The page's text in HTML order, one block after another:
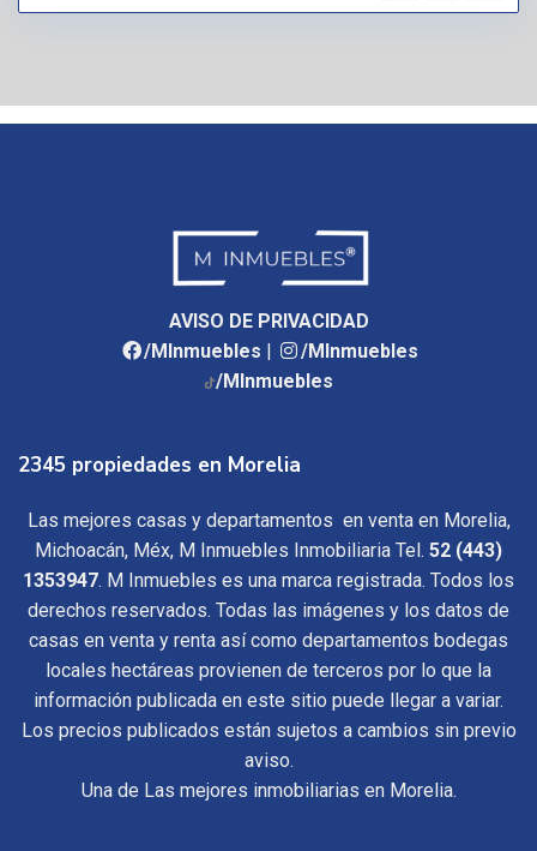
AVISO DE PRIVACIDAD
/MInmuebles |
/MInmuebles
/MInmuebles
2345 propiedades en Morelia
Las mejores casas y departamentos en venta en Morelia,
Michoacán, Méx, M Inmuebles Inmobiliaria Tel. 52 (443)
1353947. M Inmuebles es una marca registrada. Todos los
derechos reservados. Todas las imágenes y los datos de
casas en venta y renta así como departamentos bodegas
locales hectáreas provienen de terceros por lo que la
información publicada en este sitio puede llegar a variar.
Los precios publicados están sujetos a cambios sin previo
aviso.
Una de Las mejores inmobiliarias en Morelia.